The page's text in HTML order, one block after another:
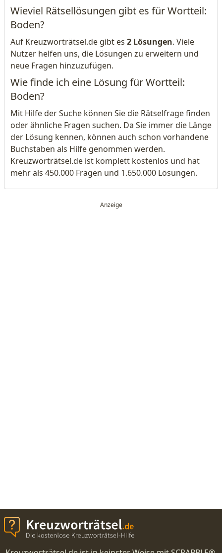
Wieviel Rätsellösungen gibt es für Wortteil:
Boden?
Auf Kreuzworträtsel.de gibt es 2 Lösungen. Viele
Nutzer helfen uns, die Lösungen zu erweitern und
neue Fragen hinzuzufügen.
Wie finde ich eine Lösung für Wortteil:
Boden?
Mit Hilfe der Suche können Sie die Rätselfrage finden
oder ähnliche Fragen suchen. Da Sie immer die Länge
der Lösung kennen, können auch schon vorhandene
Buchstaben als Hilfe genommen werden.
Kreuzworträtsel.de ist komplett kostenlos und hat
mehr als 450.000 Fragen und 1.650.000 Lösungen.